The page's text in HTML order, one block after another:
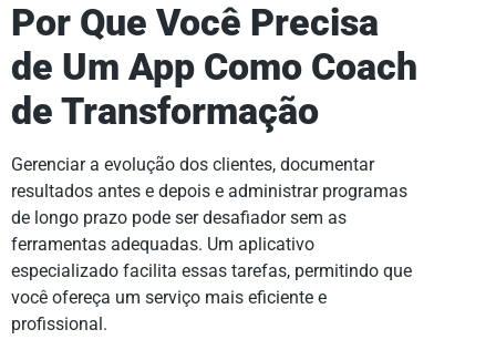
Por Que Você Precisa
de Um App Como Coach
de Transformação
Gerenciar a evolução dos clientes, documentar
resultados antes e depois e administrar programas
de longo prazo pode ser desafiador sem as
ferramentas adequadas. Um aplicativo
especializado facilita essas tarefas, permitindo que
você ofereça um serviço mais eficiente e
profissional.